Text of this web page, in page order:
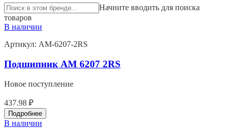
Начните вводить для поиска
товаров
В наличии
Артикул: AM-6207-2RS
Подшипник AM 6207 2RS
Новое поступление
437.98 ₽
Подробнее
В наличии